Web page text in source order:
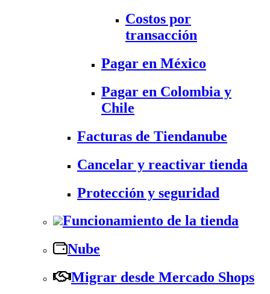
Costos por
transacción
Pagar en México
Pagar en Colombia y
Chile
Facturas de Tiendanube
Cancelar y reactivar tienda
Protección y seguridad
Funcionamiento de la tienda
Nube
Migrar desde Mercado Shops